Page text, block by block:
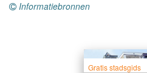
Informatiebronnen
Gratis stadsgids